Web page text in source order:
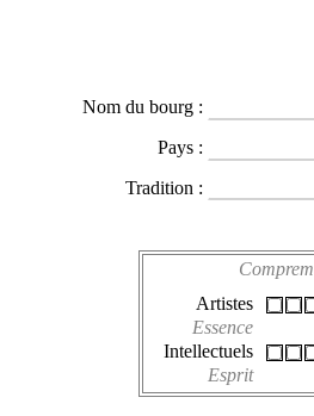
Nom du bourg :
Pays :
Tradition :
Comprem
Artistes
Essence
Intellectuels
Esprit